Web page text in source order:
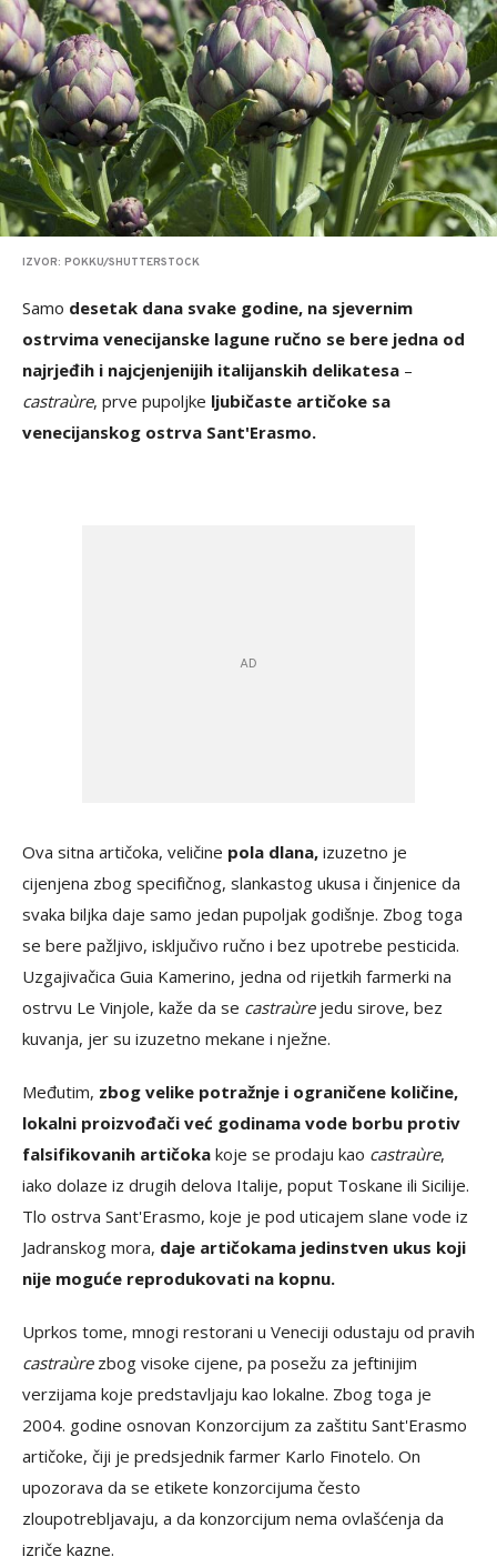
IZVOR: POKKU/SHUTTERSTOCK
Samo desetak dana svake godine, na sjevernim
ostrvima venecijanske lagune ručno se bere jedna od
najrjeđih i najcjenjenijih italijanskih delikatesa –
castraùre, prve pupoljke ljubičaste artičoke sa
venecijanskog ostrva Sant'Erasmo.
Ova sitna artičoka, veličine pola dlana, izuzetno je
cijenjena zbog specifičnog, slankastog ukusa i činjenice da
svaka biljka daje samo jedan pupoljak godišnje. Zbog toga
se bere pažljivo, isključivo ručno i bez upotrebe pesticida.
Uzgajivačica Guia Kamerino, jedna od rijetkih farmerki na
ostrvu Le Vinjole, kaže da se castraùrejedu sirove, bez
kuvanja, jer su izuzetno mekane i nježne.
Međutim, zbog velike potražnje i ograničene količine,
lokalni proizvođači već godinama vode borbu protiv
falsifikovanih artičoka koje se prodaju kao castraùre,
iako dolaze iz drugih delova Italije, poput Toskane ili Sicilije.
Tlo ostrva Sant'Erasmo, koje je pod uticajem slane vode iz
Jadranskog mora, daje artičokama jedinstven ukus koji
nije moguće reprodukovati na kopnu.
Uprkos tome, mnogi restorani u Veneciji odustaju od pravih
castraùrezbog visoke cijene, pa posežu za jeftinijim
verzijama koje predstavljaju kao lokalne. Zbog toga je
2004. godine osnovan Konzorcijum za zaštitu Sant'Erasmo
artičoke, čiji je predsjednik farmer Karlo Finotelo. On
upozorava da se etikete konzorcijuma često
zloupotrebljavaju, a da konzorcijum nema ovlašćenja da
izriče kazne.